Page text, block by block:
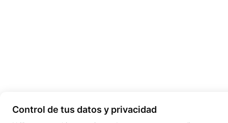
Control de tus datos y privacidad